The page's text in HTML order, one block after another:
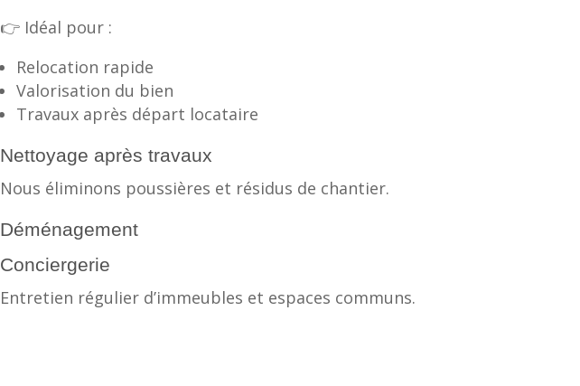
👉 Idéal pour :
Relocation rapide
Valorisation du bien
Travaux après départ locataire
Nettoyage après travaux
Nous éliminons poussières et résidus de chantier.
Déménagement
Conciergerie
Entretien régulier d’immeubles et espaces communs.